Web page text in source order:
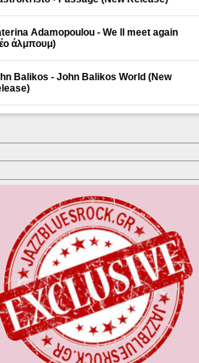
Adamopoulou - We ll meet again
άλμπουμ)
Balikos - John Balikos World (New